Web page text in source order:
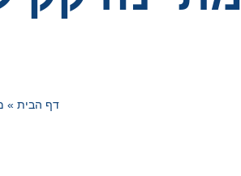
דף הבית »